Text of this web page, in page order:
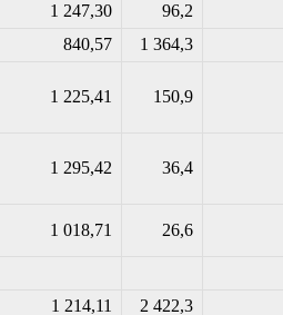
1 247,30 96,2
840,57 1 364,3
1 225,41 150,9
1 295,42 36,4
1 018,71 26,6
1 214,11 2 422,3